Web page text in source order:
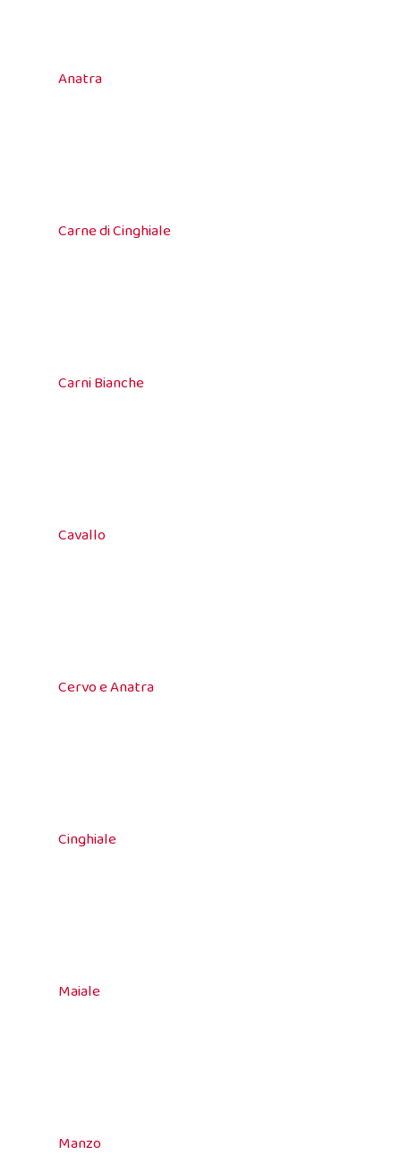
Anatra
Carne di Cinghiale
Carni Bianche
Cavallo
Cervo e Anatra
Cinghiale
Maiale
Manzo